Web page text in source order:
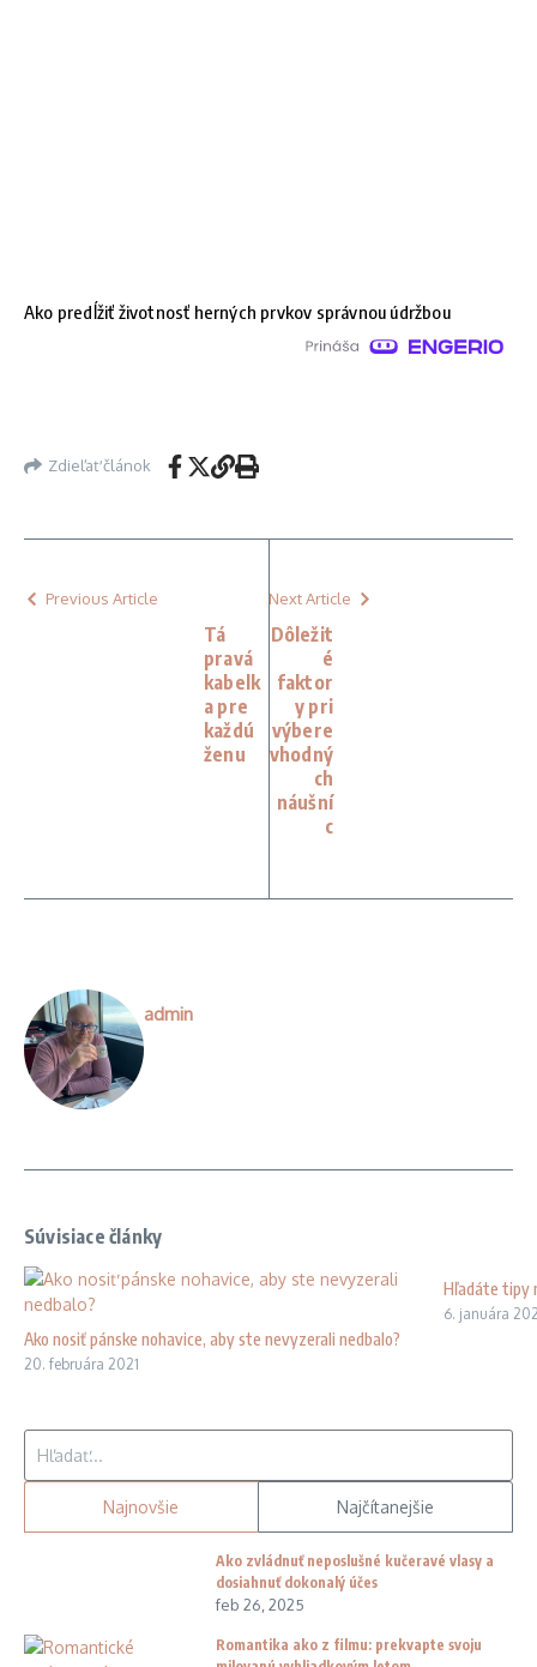
Ako predĺžiť životnosť herných prvkov správnou údržbou
Zdieľať článok
Previous Article
Tá
pravá
kabelk
a pre
každú
ženu
Next Article
Dôležit
é
faktor
y pri
výbere
vhodný
ch
náušní
c
admin
Súvisiace články
Ako nosiť pánske nohavice, aby ste nevyzerali nedbalo?
20. februára 2021
Hľadáte tipy
6. januára
Najnovšie Najčítanejšie
Ako zvládnuť neposlušné kučeravé vlasy a
dosiahnuť dokonalý účes
feb 26, 2025
Romantika ako z filmu: prekvapte svoju